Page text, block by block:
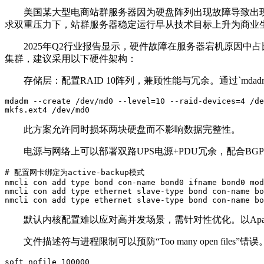
美国某大型电商站群服务器因为硬盘阵列出现故障导致
求双重压力下，站群服务器稳定运行早从技术目标上升为商
2025年Q2行业报告显示，硬件故障在服务器宕机原因中
集群，建议采用以下硬件架构：
存储层：配置RAID 10阵列，兼顾性能与冗余。通过
mdadm --create /dev/md0 --level=10 --raid-devices=4
mkfs.ext4 /dev/md0
此方案允许同时损坏两块硬盘而不影响数据完整性。
电源与网络上可以部署双路UPS电源+PDU冗余，配合
# 配置网卡绑定为active-backup模式
nmcli con add type bond con-name bond0 ifname bond0
nmcli con add type ethernet slave-type bond con-name
nmcli con add type ethernet slave-type bond con-name
默认内核配置难以应对高并发场景，需针对性优化。以
文件描述符与进程限制可以预防“Too many open files”错
soft nofile 100000